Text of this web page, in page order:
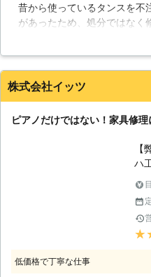
損
買
に
お
幸
す
私
社
か
は
で
わ
昔から使っているタンスを不
があったため、処分ではなく
理を依頼した業者さんは壊
るのがとても嬉しいです。修
で、また家具の修理をお願い
株式会社イッツ
ピアノだけではない！家具修
ハ
き
初
い
日
低価格で丁寧な仕事